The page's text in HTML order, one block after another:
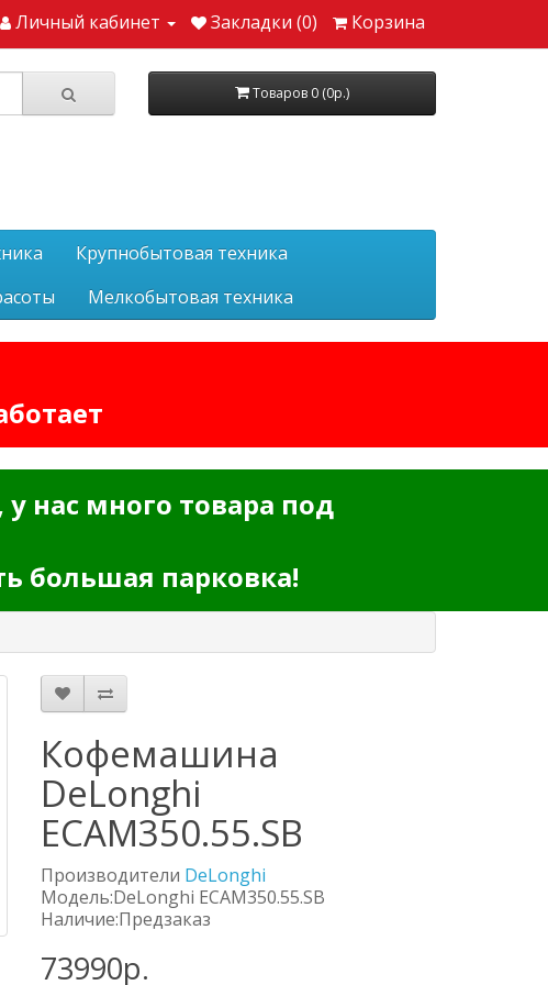
Личный кабинет Закладки (0) Корзина
Товаров 0 (0р.)
Крупнобытовая техника
Мелкобытовая техника
нас много товара под
большая парковка!
Кофемашина
DeLonghi
EСAM350.55.SB
Производители DeLonghi
Модель:DeLonghi EСAM350.55.SB
Наличие:Предзаказ
73990р.